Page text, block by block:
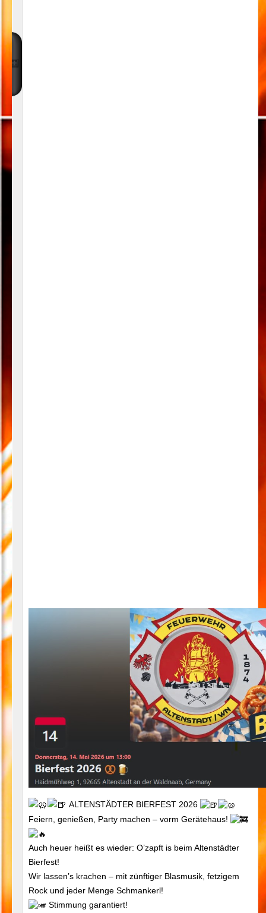
ALTENSTÄDTER BIERFEST 2026
Feiern, genießen, Party machen – vorm Gerätehaus!
Auch heuer heißt es wieder: O’zapft is beim Altenstädter
Bierfest!
Wir lassen’s krachen – mit zünftiger Blasmusik, fetzigem
Rock und jeder Menge Schmankerl!
Stimmung garantiert!